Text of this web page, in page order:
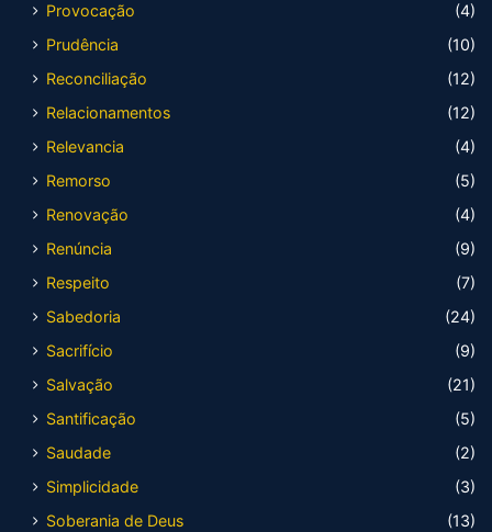
Provocação
(4)
Prudência
(10)
Reconciliação
(12)
Relacionamentos
(12)
Relevancia
(4)
Remorso
(5)
Renovação
(4)
Renúncia
(9)
Respeito
(7)
Sabedoria
(24)
Sacrifício
(9)
Salvação
(21)
Santificação
(5)
Saudade
(2)
Simplicidade
(3)
Soberania de Deus
(13)